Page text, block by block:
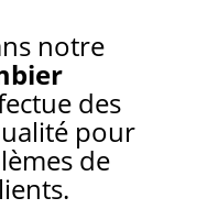
notre
des
pour
de